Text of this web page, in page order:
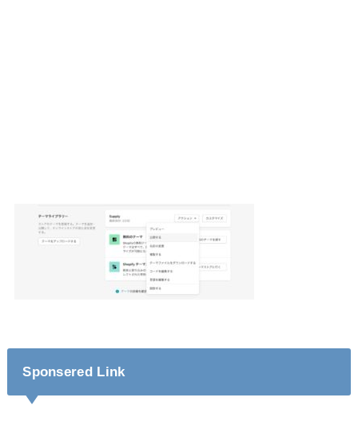
Sponsered Link